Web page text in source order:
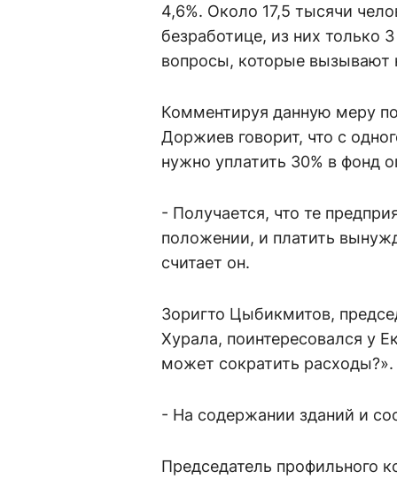
4,6%. Около 17,5 тысячи
безработице, из них только
вопросы, которые вызывают
Комментируя данную меру
Доржиев говорит, что с
нужно уплатить 30% в фонд
- Получается, что те
положении, и платить
считает он.
Зоригто Цыбикмитов,
Хурала, поинтересовался у
может сократить расходы?».
- На содержании зданий и
Председатель профильного